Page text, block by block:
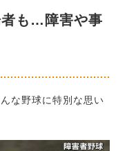
者も…障害や事
な野球に特別な思い